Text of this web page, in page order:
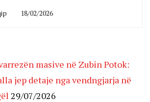
18/02/2026
masive në Zubin Potok:
jep detaje nga vendngjarja në
29/07/2026